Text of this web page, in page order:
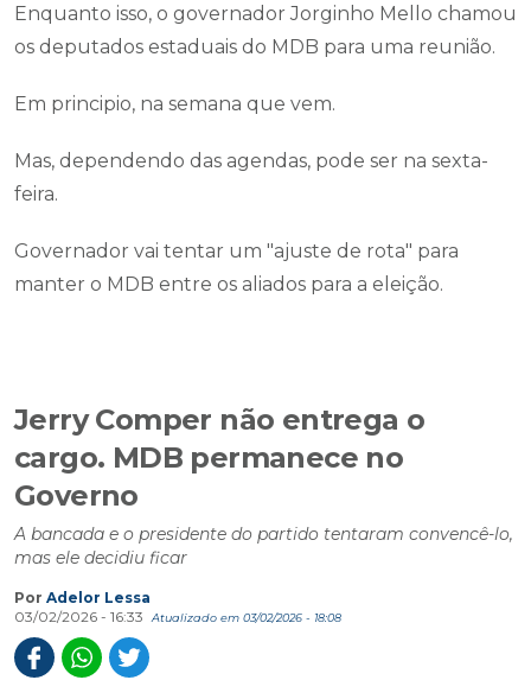
Enquanto isso, o governador Jorginho Mello chamou
os deputados estaduais do MDB para uma reunião.
Em principio, na semana que vem.
Mas, dependendo das agendas, pode ser na sexta-
feira.
Governador vai tentar um "ajuste de rota" para
manter o MDB entre os aliados para a eleição.
Jerry Comper não entrega o
cargo. MDB permanece no
Governo
A bancada e o presidente do partido tentaram convencê-lo,
mas ele decidiu ficar
Por Adelor Lessa
03/02/2026 - 16:33
Atualizado em 03/02/2026 - 18:08